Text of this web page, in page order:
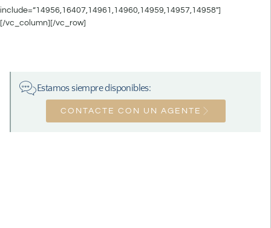
include=”14956,16407,14961,14960,14959,14957,14958″]
[/vc_column][/vc_row]
Estamos siempre disponibles:
CONTACTE CON UN AGENTE